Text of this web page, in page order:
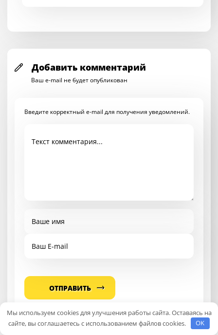
Добавить комментарий
Ваш e-mail не будет опубликован
Введите корректный e-mail для получения уведомлений.
Мы используем cookies для улучшения работы сайта. Оставаясь на
сайте, вы соглашаетесь с использованием файлов cookies.
OK